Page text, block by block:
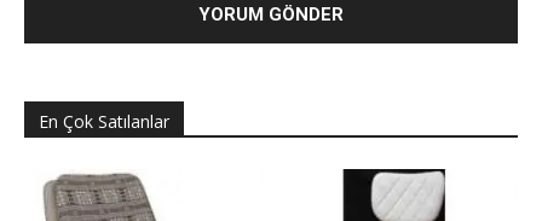
En Çok Satılanlar